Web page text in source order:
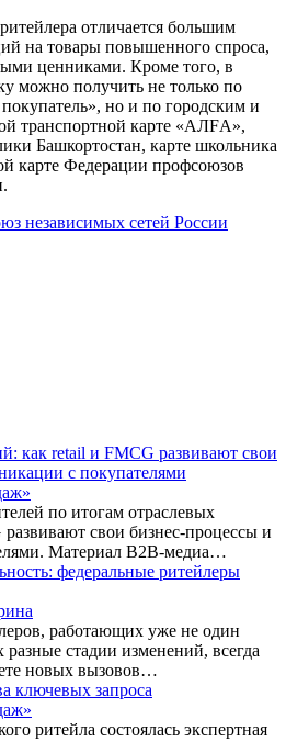
отличается большим
на товары повышенного спроса,
ценниками. Кроме того, в
можно получить не только по
но и по городским и
транспортной карте «АЛFА»,
Башкортостан, карте школьника
карте Федерации профсоюзов
независимых сетей России
как retail и FMCG развивают свои
с покупателями
по итогам отраслевых
свои бизнес-процессы и
Материал B2B-медиа…
федеральные ритейлеры
работающих уже не один
стадии изменений, всегда
новых вызовов…
ключевых запроса
ритейла состоялась экспертная